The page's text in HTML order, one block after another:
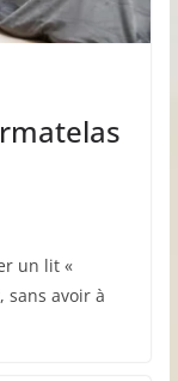
un lit «
sans avoir à